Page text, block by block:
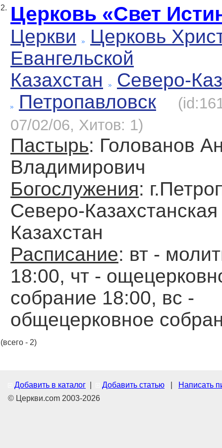
2. Церковь «Свет
Церкви
Церковь
Евангельской
Казахстан
Северо-
Петропавловск
07/02/06, Хитов: 1)
Пастырь: Голованов
Владимирович
Богослужения:
Северо-
Казахстан
Расписание: вт -
18:00, чт -
собрание 18:00, вс -
общецерковное
(всего - 2)
Добавить в каталог Добавить статью
Написать
© Церкви.com 2003-2026